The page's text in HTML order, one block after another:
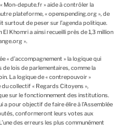
Mon-depute.fr » aide à contrôler la
plateforme, « openspending.org », de
surtout de peser sur l’agenda politique.
El Khomri a ainsi recueilli près de 1,3 million
».
« d’accompagnement » la logique qui
lois de parlementaires, comme la
La logique de « contrepouvoir »
collectif « Regards Citoyens »,
sur le fonctionnement des institutions.
a pour objectif de faire élire à l’Assemblée
conformeront leurs votes aux
des erreurs les plus communément